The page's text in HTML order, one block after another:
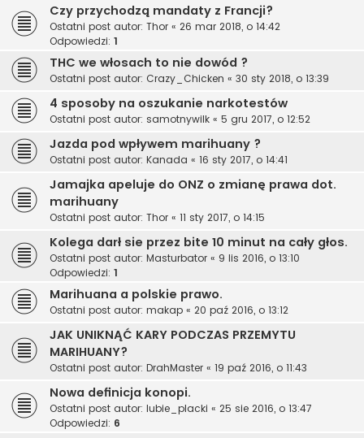
Czy przychodzą mandaty z Francji?
Ostatni post autor: Thor « 26 mar 2018, o 14:42
Odpowiedzi: 1
THC we włosach to nie dowód ?
Ostatni post autor: Crazy_Chicken « 30 sty 2018, o 13:39
4 sposoby na oszukanie narkotestów
Ostatni post autor: samotnywilk « 5 gru 2017, o 12:52
Jazda pod wpływem marihuany ?
Ostatni post autor: Kanada « 16 sty 2017, o 14:41
Jamajka apeluje do ONZ o zmianę prawa dot.
marihuany
Ostatni post autor: Thor « 11 sty 2017, o 14:15
Kolega darł sie przez bite 10 minut na cały głos.
Ostatni post autor: Masturbator « 9 lis 2016, o 13:10
Odpowiedzi: 1
Marihuana a polskie prawo.
Ostatni post autor: makap « 20 paź 2016, o 13:12
JAK UNIKNĄĆ KARY PODCZAS PRZEMYTU
MARIHUANY?
Ostatni post autor: DrahMaster « 19 paź 2016, o 11:43
Nowa definicja konopi.
Ostatni post autor: lubie_placki « 25 sie 2016, o 13:47
Odpowiedzi: 6